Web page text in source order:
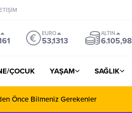
EURO
53,1313
ALTIN
6.105,98
ÇOCUK YAŞAM SAĞLIK
Önce Bilmeniz Gerekenler